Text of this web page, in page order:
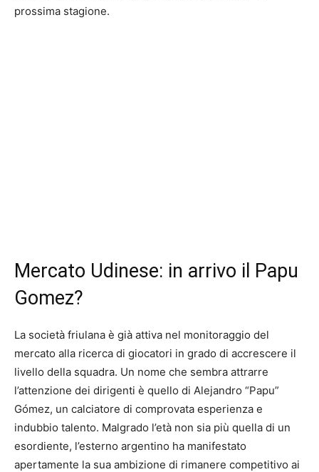
prossima stagione.
Mercato Udinese: in arrivo il Papu
Gomez?
La società friulana è già attiva nel monitoraggio del
mercato alla ricerca di giocatori in grado di accrescere il
livello della squadra. Un nome che sembra attrarre
l’attenzione dei dirigenti è quello di Alejandro “Papu”
Gómez, un calciatore di comprovata esperienza e
indubbio talento. Malgrado l’età non sia più quella di un
esordiente, l’esterno argentino ha manifestato
apertamente la sua ambizione di rimanere competitivo ai